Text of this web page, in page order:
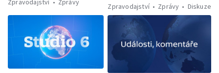
Zpravodajství
Zprávy
Zpravodajství
Zprávy Diskuze